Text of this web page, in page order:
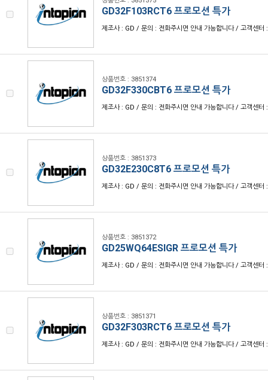
GD32F103RCT6 프로모션 특가
제조사 : GD / 문의 : 전화주시면 안내 가능합니다 / 고객센터
상품번호 : 3851374
GD32F330CBT6 프로모션 특가
제조사 : GD / 문의 : 전화주시면 안내 가능합니다 / 고객센터
상품번호 : 3851373
GD32E230C8T6 프로모션 특가
제조사 : GD / 문의 : 전화주시면 안내 가능합니다 / 고객센터
상품번호 : 3851372
GD25WQ64ESIGR 프로모션 특가
제조사 : GD / 문의 : 전화주시면 안내 가능합니다 / 고객센터
상품번호 : 3851371
GD32F303RCT6 프로모션 특가
제조사 : GD / 문의 : 전화주시면 안내 가능합니다 / 고객센터